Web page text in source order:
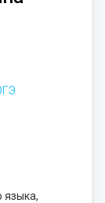
языка,